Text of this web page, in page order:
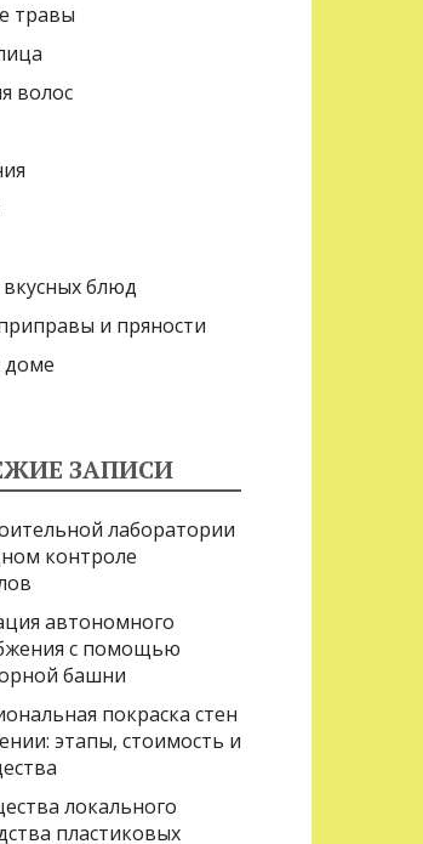
травы
волос
блюд
и пряности
доме
ЗАПИСИ
лаборатории
контроле
автономного
с помощью
башни
покраска стен
этапы, стоимость и
локального
пластиковых